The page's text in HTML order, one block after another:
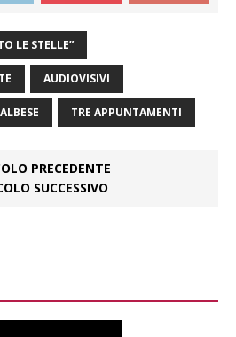
LE STELLE”
AUDIOVISIVI
TRE APPUNTAMENTI
PRECEDENTE
SUCCESSIVO